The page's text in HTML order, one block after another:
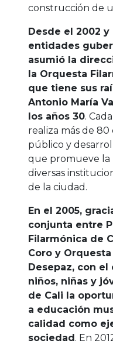
construcción de
Desde el 2002
entidades
asumió la
la Orquesta
que tiene sus
Antonio María
los años 30.
realiza más de 80
público y
que promueve la
diversas
de la ciudad.
En el 2005,
conjunta entre
Filarmónica de
Coro y
Desepaz, con
niños, niñas y
de Cali la
a educación
calidad como
sociedad. En